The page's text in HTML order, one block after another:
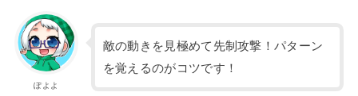
ぽよよ
敵の動きを見極めて先制攻撃！パターン
を覚えるのがコツです！